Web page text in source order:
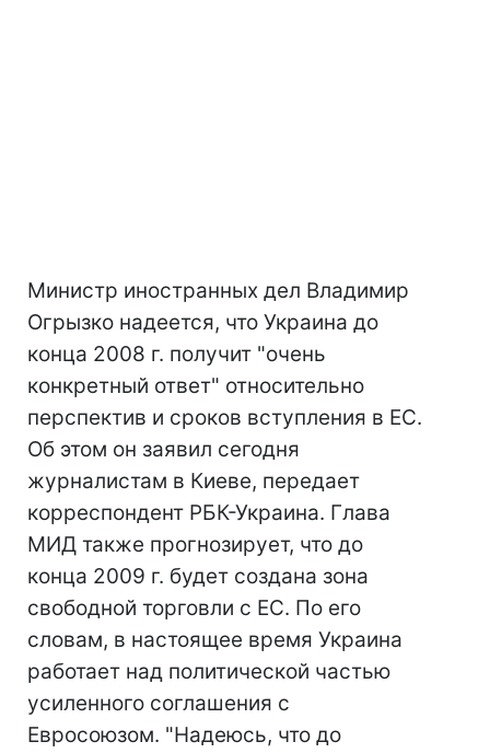
Министр иностранных дел Владимир
Огрызко надеется, что Украина до
конца 2008 г. получит "очень
конкретный ответ" относительно
перспектив и сроков вступления в ЕС.
Об этом он заявил сегодня
журналистам в Киеве, передает
корреспондент РБК-Украина. Глава
МИД также прогнозирует, что до
конца 2009 г. будет создана зона
свободной торговли с ЕС. По его
словам, в настоящее время Украина
работает над политической частью
усиленного соглашения с
Евросоюзом. "Надеюсь, что до